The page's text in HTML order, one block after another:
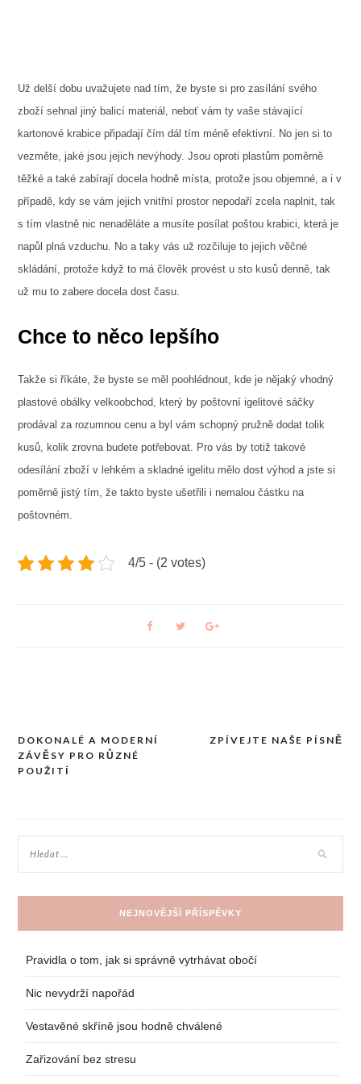
Už delší dobu uvažujete nad tím, že byste si pro zasílání svého
zboží sehnal jiný balicí materiál, neboť vám ty vaše stávající
kartonové krabice připadají čím dál tím méně efektivní. No jen si to
vezměte, jaké jsou jejich nevýhody. Jsou oproti plastům poměrně
těžké a také zabírají docela hodně místa, protože jsou objemné, a i v
případě, kdy se vám jejich vnitřní prostor nepodaří zcela naplnit, tak
s tím vlastně nic nenaděláte a musíte posílat poštou krabici, která je
napůl plná vzduchu. No a taky vás už rozčiluje to jejich věčné
skládání, protože když to má člověk provést u sto kusů denně, tak
už mu to zabere docela dost času.
Chce to něco lepšího
Takže si říkáte, že byste se měl poohlédnout, kde je nějaký vhodný
plastové obálky velkoobchod, který by poštovní igelitové sáčky
prodával za rozumnou cenu a byl vám schopný pružně dodat tolik
kusů, kolik zrovna budete potřebovat. Pro vás by totiž takové
odesílání zboží v lehkém a skladné igelitu mělo dost výhod a jste si
poměrně jistý tím, že takto byste ušetřili i nemalou částku na
poštovném.
4/5 - (2 votes)
Navigace
pro
DOKONALÉ A MODERNÍ
ZÁVĚSY PRO RŮZNÉ
POUŽITÍ
ZPÍVEJTE NAŠE PÍSNĚ
NEJNOVĚJŠÍ PŘÍSPĚVKY
Pravidla o tom, jak si správně vytrhávat obočí
Nic nevydrží napořád
Vestavěné skříně jsou hodně chválené
Zařizování bez stresu